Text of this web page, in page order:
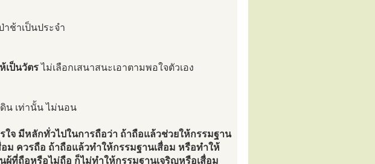
ช้าเป็นประจำ
เป็นวัตรไม่เลือกเสนาสนะเอาตามพอใจตัวเอง
น เท่านั้น ไม่นอน
มีหลักทั่วไปในการถือว่า ถ้าถือแล้วช่วยให้กรรมฐาน
ม ควรถือ ถ้าถือแล้วทำให้กรรมฐานเสื่อม หรือทำให้
ผู้ที่ถือหรือไม่ถือ ก็ไม่ทำให้กรรมฐานเจริญหรือเสื่อม